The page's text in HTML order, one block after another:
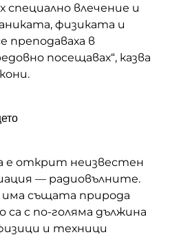
специално влечение и
физиката и
преподаваха в
посещавах“, казва
е открит неизвестен
— радиовълните.
същата природа
с по-голяма дължина
и техници